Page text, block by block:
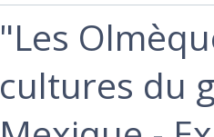
‎"Les
cultures du